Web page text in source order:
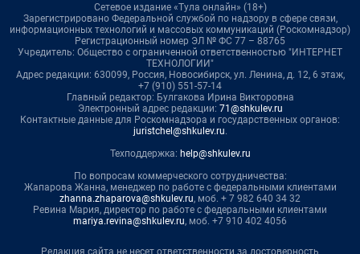
Сетевое издание «Тула онлайн» (18+)
Зарегистрировано Федеральной службой по надзору в сфере связи,
информационных технологий и массовых коммуникаций (Роскомнадзор)
Регистрационный номер ЭЛ № ФС 77 – 88765
Учредитель: Общество с ограниченной ответственностью "ИНТЕРНЕТ
ТЕХНОЛОГИИ"
Адрес редакции: 630099, Россия, Новосибирск, ул. Ленина, д. 12, 6 этаж,
+7 (910) 551-57-14
Главный редактор: Булгакова Ирина Викторовна
Электронный адрес редакции: 71@shkulev.ru
Контактные данные для Роскомнадзора и государственных органов:
juristchel@shkulev.ru.
Техподдержка: help@shkulev.ru
По вопросам коммерческого сотрудничества:
Жапарова Жанна, менеджер по работе с федеральными клиентами
zhanna.zhaparova@shkulev.ru, моб. + 7 982 640 34 32
Ревина Мария, директор по работе с федеральными клиентами
mariya.revina@shkulev.ru, моб. +7 910 402 4056
Редакция сайта не несет ответственности за достоверность